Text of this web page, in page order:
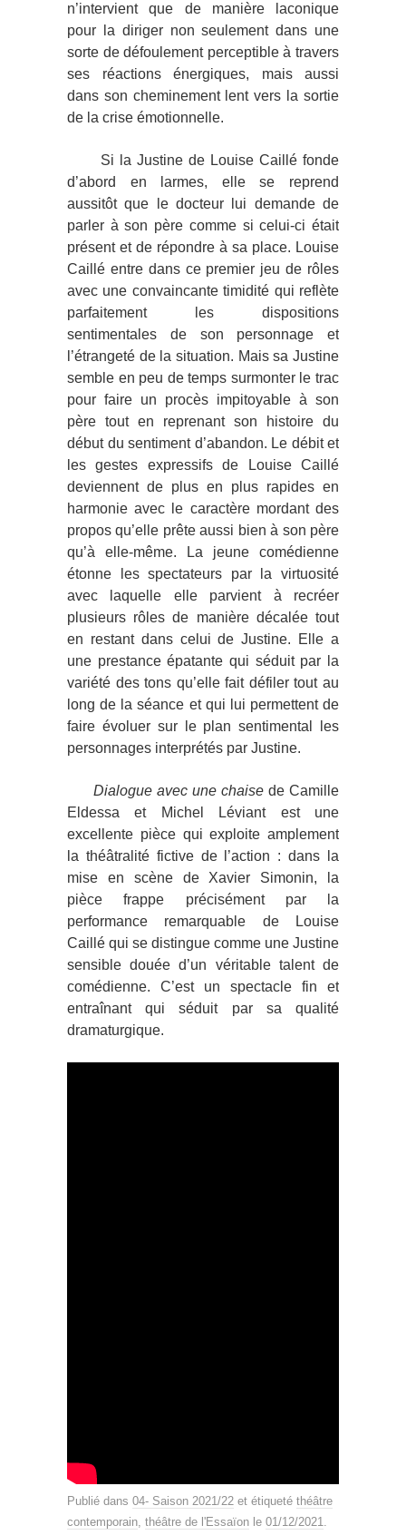
n’intervient que de manière laconique
pour la diriger non seulement dans une
sorte de défoulement perceptible à travers
ses réactions énergiques, mais aussi
dans son cheminement lent vers la sortie
de la crise émotionnelle.
Si la Justine de Louise Caillé fonde
d’abord en larmes, elle se reprend
aussitôt que le docteur lui demande de
parler à son père comme si celui-ci était
présent et de répondre à sa place. Louise
Caillé entre dans ce premier jeu de rôles
avec une convaincante timidité qui reflète
parfaitement les dispositions
sentimentales de son personnage et
l’étrangeté de la situation. Mais sa Justine
semble en peu de temps surmonter le trac
pour faire un procès impitoyable à son
père tout en reprenant son histoire du
début du sentiment d’abandon. Le débit et
les gestes expressifs de Louise Caillé
deviennent de plus en plus rapides en
harmonie avec le caractère mordant des
propos qu’elle prête aussi bien à son père
qu’à elle-même. La jeune comédienne
étonne les spectateurs par la virtuosité
avec laquelle elle parvient à recréer
plusieurs rôles de manière décalée tout
en restant dans celui de Justine. Elle a
une prestance épatante qui séduit par la
variété des tons qu’elle fait défiler tout au
long de la séance et qui lui permettent de
faire évoluer sur le plan sentimental les
personnages interprétés par Justine.
Dialogue avec une chaise de Camille
Eldessa et Michel Léviant est une
excellente pièce qui exploite amplement
la théâtralité fictive de l’action : dans la
mise en scène de Xavier Simonin, la
pièce frappe précisément par la
performance remarquable de Louise
Caillé qui se distingue comme une Justine
sensible douée d’un véritable talent de
comédienne. C’est un spectacle fin et
entraînant qui séduit par sa qualité
dramaturgique.
Publié dans 04- Saison 2021/22 et étiqueté théâtre
contemporain, théâtre de l'Essaïon le 01/12/2021.